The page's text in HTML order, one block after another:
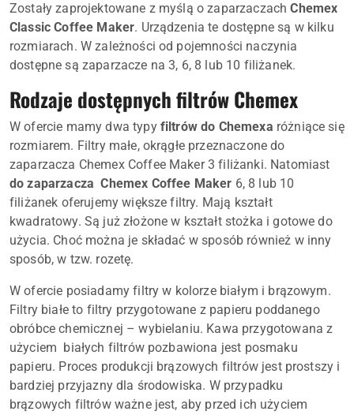
Zostały zaprojektowane z myślą o zaparzaczachChemex
Classic Coffee Maker. Urządzenia te dostępne są w kilku
rozmiarach. W zależności od pojemności naczynia
dostępne są zaparzacze na 3, 6, 8 lub 10 filiżanek.
Rodzaje dostępnych filtrów Chemex
W ofercie mamy dwa typy filtrów do Chemexa różniące się
rozmiarem. Filtry małe, okrągłe przeznaczone do
zaparzacza Chemex Coffee Maker 3 filiżanki. Natomiast
do zaparzacza Chemex Coffee Maker 6, 8 lub 10
filiżanek oferujemy większe filtry. Mają kształt
kwadratowy. Są już złożone w kształt stożka i gotowe do
użycia. Choć można je składać w sposób również w inny
sposób, w tzw. rozetę.
W ofercie posiadamy filtry w kolorze białym i brązowym.
Filtry białe to filtry przygotowane z papieru poddanego
obróbce chemicznej – wybielaniu. Kawa przygotowana z
użyciem białych filtrów pozbawiona jest posmaku
papieru. Proces produkcji brązowych filtrów jest prostszy i
bardziej przyjazny dla środowiska. W przypadku
brązowych filtrów ważne jest, aby przed ich użyciem